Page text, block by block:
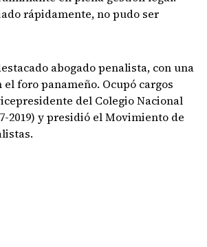
rápidamente, no pudo ser
abogado penalista, con una
foro panameño. Ocupó cargos
del Colegio Nacional
2019) y presidió el Movimiento de